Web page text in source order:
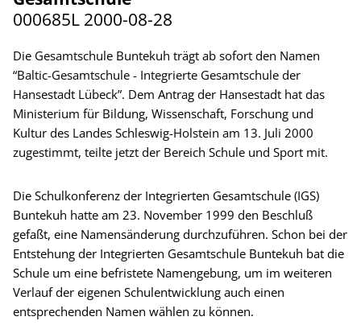
000685L 2000-08-28
Die Gesamtschule Buntekuh trägt ab sofort den Namen
“Baltic-Gesamtschule - Integrierte Gesamtschule der
Hansestadt Lübeck”. Dem Antrag der Hansestadt hat das
Ministerium für Bildung, Wissenschaft, Forschung und
Kultur des Landes Schleswig-Holstein am 13. Juli 2000
zugestimmt, teilte jetzt der Bereich Schule und Sport mit.
Die Schulkonferenz der Integrierten Gesamtschule (IGS)
Buntekuh hatte am 23. November 1999 den Beschluß
gefaßt, eine Namensänderung durchzuführen. Schon bei der
Entstehung der Integrierten Gesamtschule Buntekuh bat die
Schule um eine befristete Namengebung, um im weiteren
Verlauf der eigenen Schulentwicklung auch einen
entsprechenden Namen wählen zu können.